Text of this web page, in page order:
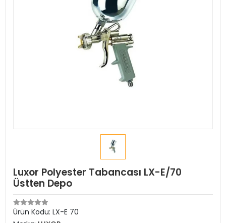
Luxor Polyester Tabancası LX-E/70
Üstten Depo
Ürün Kodu: LX-E 70